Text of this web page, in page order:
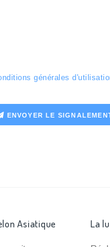
générales
ENVOYER LE
Asiatique La